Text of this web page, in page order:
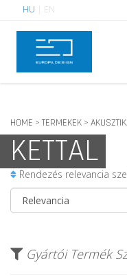
HU EN
HOME > TERMEKEK >
KETTAL
Rendezés relevancia
Gyártói Termék